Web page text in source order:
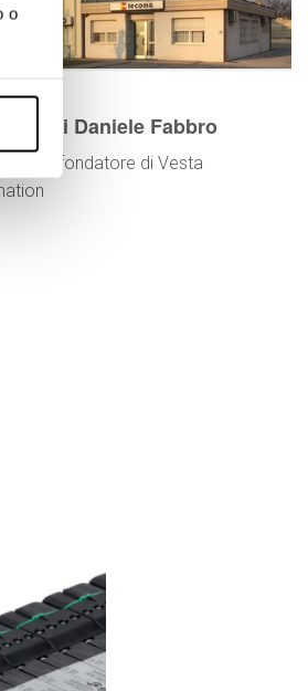
o
di Daniele Fabbro
e fondatore di Vesta